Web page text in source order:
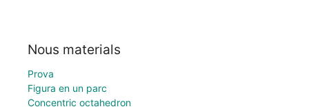
Nous materials
Prova
Figura en un parc
Concentric octahedron